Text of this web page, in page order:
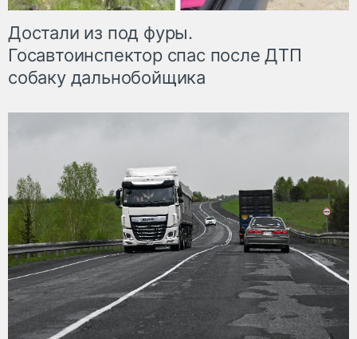
Достали из под фуры.
Госавтоинспектор спас после ДТП
собаку дальнобойщика